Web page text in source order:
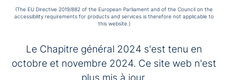
Generalnej w Polsce. Aktu poświęcenia dokonał
generał Zakonu, brat Jesus Etayo. Podczas tego
wydarzenia generał przyznał również tytuł honorowego
pracownikowi, przyjacielowi oraz aktywnemu
działaczowi na rzecz Zakonu Bonifratrów.
Przed nami kolejny tydzień Kapituły Generalnej. Bracia
(The EU Directive 2019/882 of the European Parliament and of the Council on the
accessibility requirements for products and services is therefore not applicable to
this website.)
Le Chapitre général 2024 s'est tenu en
octobre et novembre 2024. Ce site web n'est
plus mis à jour.